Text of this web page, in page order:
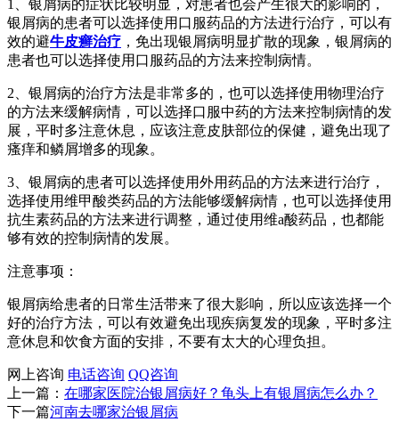
1、银屑病的症状比较明显，对患者也会产生很大的影响的，
银屑病的患者可以选择使用口服药品的方法进行治疗，可以有
效的避牛皮癣治疗 ，免出现银屑病明显扩散的现象，银屑病的
患者也可以选择使用口服药品的方法来控制病情。
2、银屑病的治疗方法是非常多的，也可以选择使用物理治疗
的方法来缓解病情，可以选择口服中药的方法来控制病情的发
展，平时多注意休息，应该注意皮肤部位的保健，避免出现了
瘙痒和鳞屑增多的现象。
3、银屑病的患者可以选择使用外用药品的方法来进行治疗，
选择使用维甲酸类药品的方法能够缓解病情，也可以选择使用
抗生素药品的方法来进行调整，通过使用维a酸药品，也都能
够有效的控制病情的发展。
注意事项：
银屑病给患者的日常生活带来了很大影响，所以应该选择一个
好的治疗方法，可以有效避免出现疾病复发的现象，平时多注
意休息和饮食方面的安排，不要有太大的心理负担。
网上咨询 电话咨询 QQ咨询
上一篇： 在哪家医院治银屑病好？龟头上有银屑病怎么办？
下一篇河南去哪家治银屑病